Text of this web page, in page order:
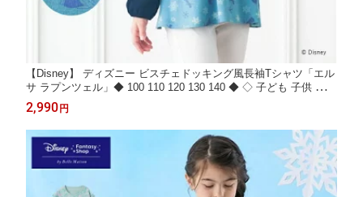
【Disney】 ディズニー ビスチェドッキング風長袖Tシャツ「エル
サ ラプンツェル」◆ 100 110 120 130 140 ◆ ◇ 子ども 子供 キッ
ズ KIDS 子ども服 キッズ服 服 トップス チュニック 長袖 tシャツ
プリンセス ディズニープリンセス ◇
2,990 円